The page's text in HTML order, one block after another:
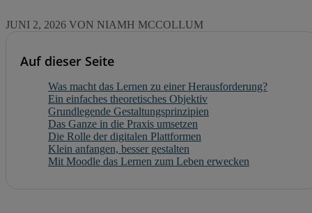
Moodle erhalten
Einloggen
JUNI 2, 2026 VON NIAMH MCCOLLUM
Auf dieser Seite
Was macht das Lernen zu einer Herausforderung?
Ein einfaches theoretisches Objektiv
Grundlegende Gestaltungsprinzipien
Das Ganze in die Praxis umsetzen
Die Rolle der digitalen Plattformen
Klein anfangen, besser gestalten
Mit Moodle das Lernen zum Leben erwecken